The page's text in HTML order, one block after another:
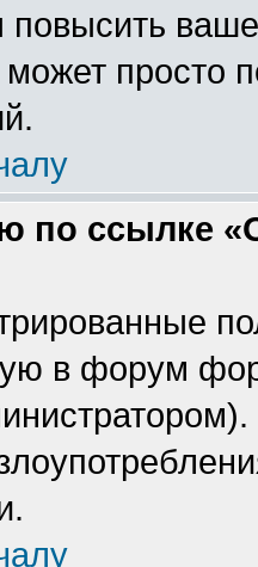
повысить
просто
по ссылке
в форум